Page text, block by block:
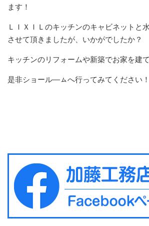
ます！
ＬＩＸＩＬのキッチンのキャビネットと
させて頂きましたが、いかがでしたか？
キッチンのリフォームや新築でお家を建
是非ショール―ㇺへ行ってみてください！